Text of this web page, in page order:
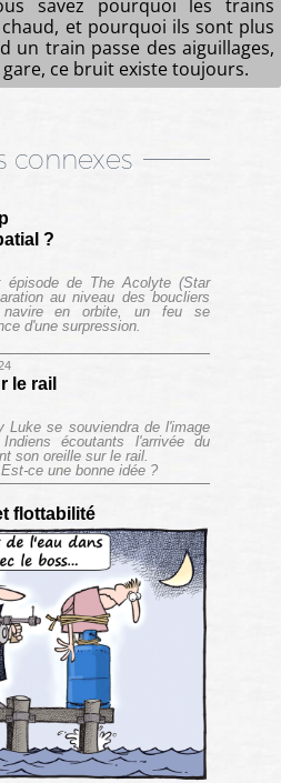
connexes
?
épisode de The Acolyte (Star
au niveau des boucliers
en orbite, un feu se
d'une surpression.
le rail
Luke se souviendra de l'image
écoutants l'arrivée du
son oreille sur le rail.
ce une bonne idée ?
flottabilité
savez pourquoi les trains
et pourquoi ils sont plus
un train passe des aiguillages,
ce bruit existe toujours.